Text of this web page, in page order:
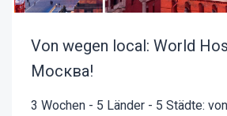
Von wegen local: World
Москва!
3 Wochen - 5 Länder - 5 Städte: